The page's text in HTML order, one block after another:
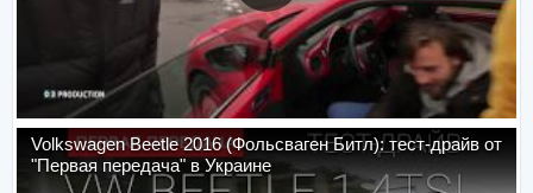
Volkswagen Beetle 2016 (Фольсваген Битл): тест-драйв от
"Первая передача" в Украине